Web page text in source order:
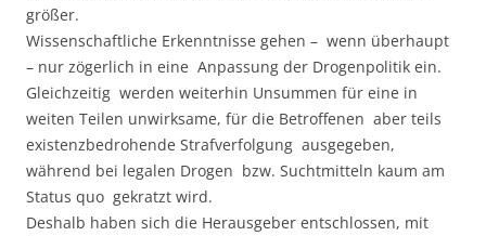
größer.
Wissenschaftliche Erkenntnisse gehen – wenn überhaupt
– nur zögerlich in eine Anpassung der Drogenpolitik ein.
Gleichzeitig werden weiterhin Unsummen für eine in
weiten Teilen unwirksame, für die Betroffenen aber teils
existenzbedrohende Strafverfolgung ausgegeben,
während bei legalen Drogen bzw. Suchtmitteln kaum am
Status quo gekratzt wird.
Deshalb haben sich die Herausgeber entschlossen, mit